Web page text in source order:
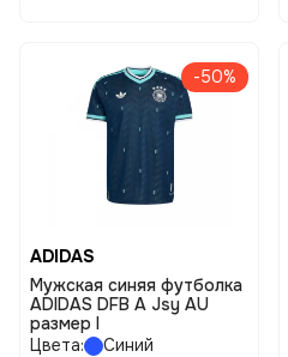
-50%
ADIDAS
Мужская синяя футболка
ADIDAS DFB A Jsy AU
размер l
Цвета:
Синий